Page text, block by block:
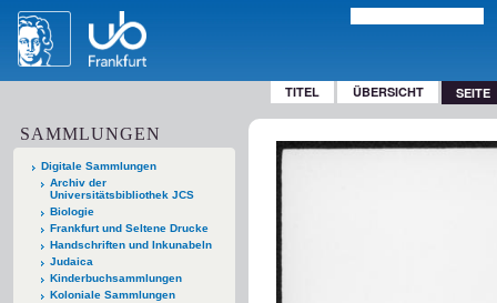
TITEL ÜBERSICHT SEITE
SAMMLUNGEN
Digitale Sammlungen
Archiv der
Universitätsbibliothek JCS
Biologie
Frankfurt und Seltene Drucke
Handschriften und Inkunabeln
Judaica
Kinderbuchsammlungen
Koloniale Sammlungen